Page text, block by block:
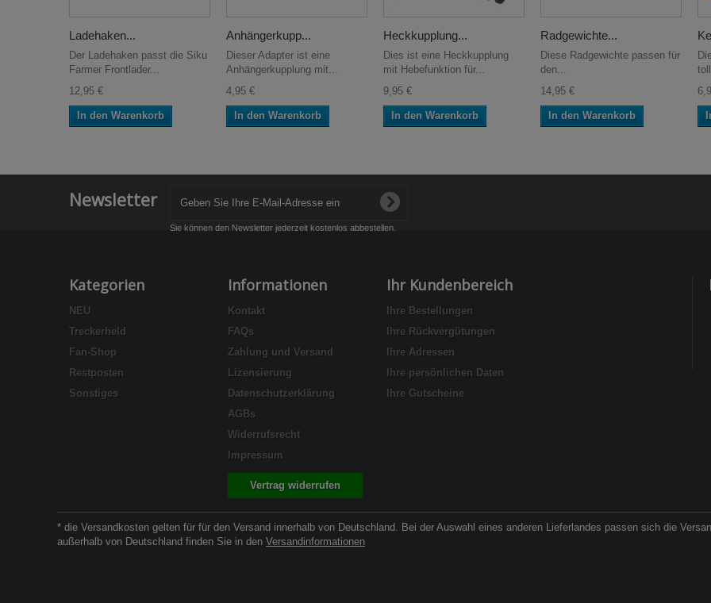
Ladehaken...
Der Ladehaken passt die Siku
Farmer Frontlader...
12,95 €
In den Warenkorb
Anhängerkupp...
Dieser Adapter ist eine
Anhängerkupplung mit...
4,95 €
In den Warenkorb
Heckkupplung...
Dies ist eine Heckkupplung
mit Hebefunktion für...
9,95 €
In den Warenkorb
Radgewichte...
Diese Radgewichte passen für
den...
14,95 €
In den Warenkorb
Newsletter
Sie können den Newsletter jederzeit kostenlos abbestellen.
Kategorien
NEU
Treckerheld
Fan-Shop
Restposten
Sonstiges
Informationen
Kontakt
FAQs
Zahlung und Versand
Lizensierung
Datenschutzerklärung
AGBs
Widerrufsrecht
Impressum
Vertrag widerrufen
Ihr Kundenbereich
Ihre Bestellungen
Ihre Rückvergütungen
Ihre Adressen
Ihre persönlichen Daten
Ihre Gutscheine
* die Versandkosten gelten für für den Versand innerhalb von Deutschland. Bei der Auswahl eines anderen Lieferlandes passen sich die
außerhalb von Deutschland finden Sie in den Versandinformationen